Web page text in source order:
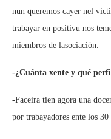
nun queremos cayer nel
trabayar en positivu nos
miembros de lasociación.
-¿Cuánta xente y qué
-Faceira tien agora una
por trabayadores ente los